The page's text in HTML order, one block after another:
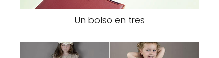
Un bolso en tres